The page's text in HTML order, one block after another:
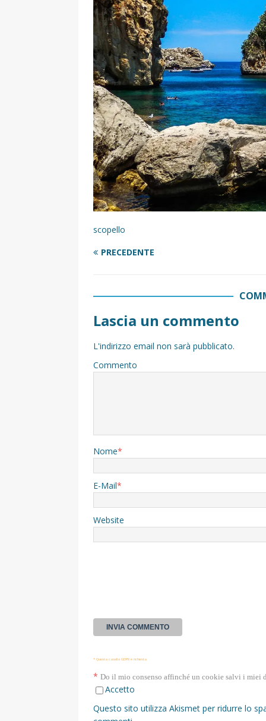
[ 2 Aprile 2025 ] Escursioni in
VIAGGI IN SICILIA
[ 17 Settembre 2023 ]
DIDATTICHE
[ 19 Gennaio 2023 ] Visitare la
VIAGGI IN SICILIA
[ 20 Marzo 2022 ] Cosa fare
VIAGGI IN SICILIA
scopello
PRECEDENTE
Lascia un commento
L'indirizzo email non sarà pubblicato.
Commento
Nome*
E-Mail*
Website
* Questa casella GDPR è richiesta
* Do il mio consenso affinché un cookie salvi i miei
Accetto
Questo sito utilizza Akismet per ridurre lo